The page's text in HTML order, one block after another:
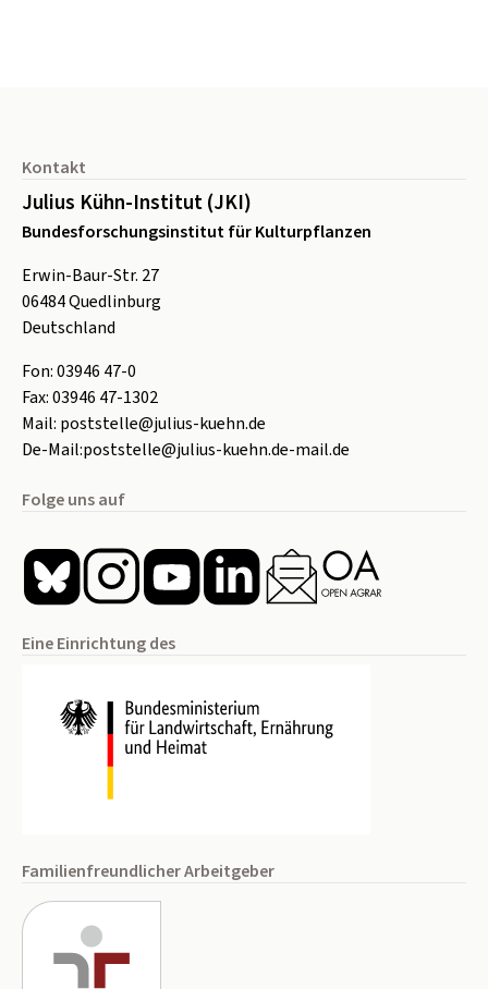
Kontakt
Julius Kühn-Institut (JKI)
Bundesforschungsinstitut für Kulturpflanzen
Erwin-Baur-Str. 27
06484Quedlinburg
Deutschland
Fon:03946 47-0
Fax:03946 47-1302
Mail: poststelle@julius-kuehn.de
De-Mail:poststelle@julius-kuehn.de-mail.de
Folge uns auf
Eine Einrichtung des
Familienfreundlicher Arbeitgeber